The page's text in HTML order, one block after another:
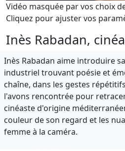
Vidéo masquée par vos choix
Cliquez pour ajuster vos
Inès Rabadan,
Inès Rabadan aime introduire
industriel trouvant poésie et
chaîne, dans les gestes
l'avons rencontrée pour
cinéaste d'origine
couleur de son regard et les
femme à la caméra.